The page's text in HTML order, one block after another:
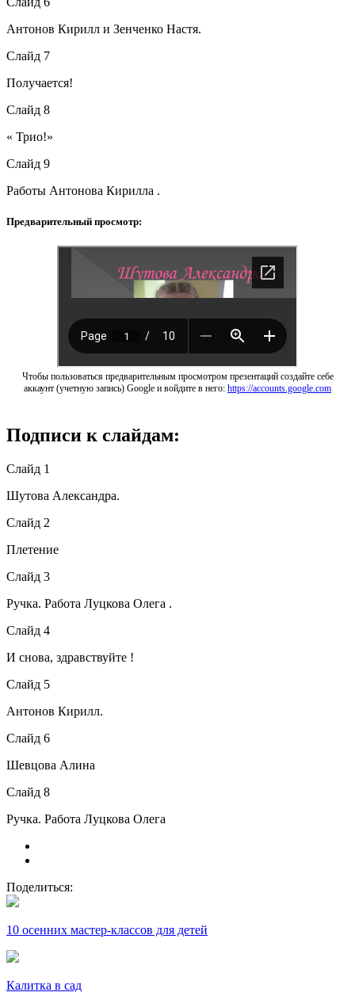
Антонов Кирилл и Зенченко Настя.
Слайд 7
Получается!
Слайд 8
« Трио!»
Слайд 9
Работы Антонова Кирилла .
Предварительный просмотр:
Чтобы пользоваться предварительным просмотром презентаций создайте себе
аккаунт (учетную запись) Google и войдите в него: https://accounts.google.com
Подписи к слайдам:
Слайд 1
Шутова Александра.
Слайд 2
Плетение
Слайд 3
Ручка. Работа Луцкова Олега .
Слайд 4
И снова, здравствуйте !
Слайд 5
Антонов Кирилл.
Слайд 6
Шевцова Алина
Слайд 8
Ручка. Работа Луцкова Олега
Поделиться:
10 осенних мастер-классов для детей
Калитка в сад